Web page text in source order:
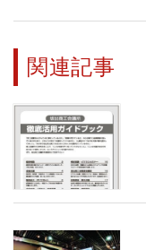
関連記事